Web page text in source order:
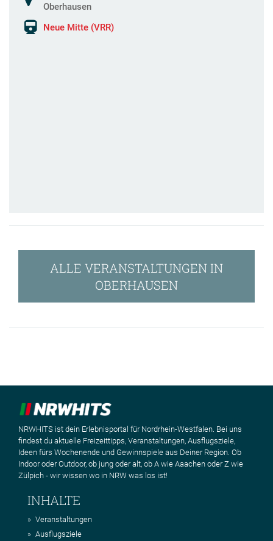
Oberhausen
Neue Mitte (VRR)
ALLE VERANSTALTUNGEN IN
OBERHAUSEN
NRWHITS ist dein Erlebnisportal für Nordrhein-Westfalen. Bei uns
findest du aktuelle Freizeittipps, Veranstaltungen, Ausflugsziele,
Ideen fürs Wochenende und Gewinnspiele aus Deiner Region. Ob
Indoor oder Outdoor, ob jung oder alt, ob A wie Aaachen oder Z wie
Zülpich - wir wissen wo in NRW was los ist!
INHALTE
Veranstaltungen
Ausflugsziele